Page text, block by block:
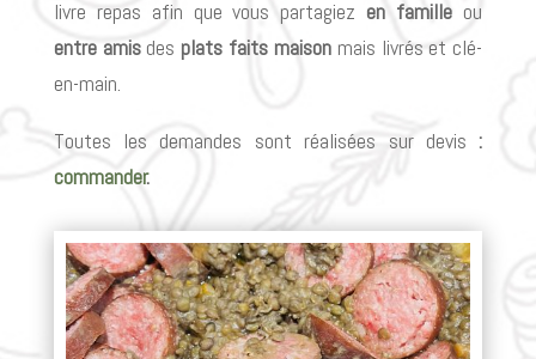
livre repas afin que vous partagiez en famille ou
entre amisdes plats faits maisonmais livrés et clé-
en-main.
Toutes les demandes sont réalisées sur devis :
commander.